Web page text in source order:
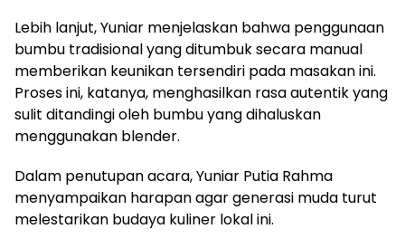
Lebih lanjut, Yuniar menjelaskan bahwa penggunaan
bumbu tradisional yang ditumbuk secara manual
memberikan keunikan tersendiri pada masakan ini.
Proses ini, katanya, menghasilkan rasa autentik yang
sulit ditandingi oleh bumbu yang dihaluskan
menggunakan blender.
Dalam penutupan acara, Yuniar Putia Rahma
menyampaikan harapan agar generasi muda turut
melestarikan budaya kuliner lokal ini.